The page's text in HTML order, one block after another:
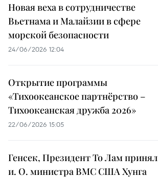
Новая веха в сотрудничестве
Вьетнама и Малайзии в сфере
морской безопасности
24/06/2026 12:04
Открытие программы
«Тихоокеанское партнёрство –
Тихоокеанская дружба 2026»
22/06/2026 15:05
Генсек, Президент То Лам принял
и. О. министра ВМС США Хунга